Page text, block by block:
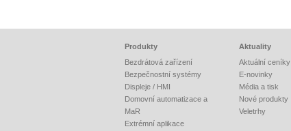
Produkty
Bezdrátová zařízení
Bezpečnostní systémy
Displeje / HMI
Domovní automatizace a
MaR
Extrémní aplikace
Aktuality
Aktuální ceníky
E-novinky
Média a tisk
Nové produkty
Veletrhy